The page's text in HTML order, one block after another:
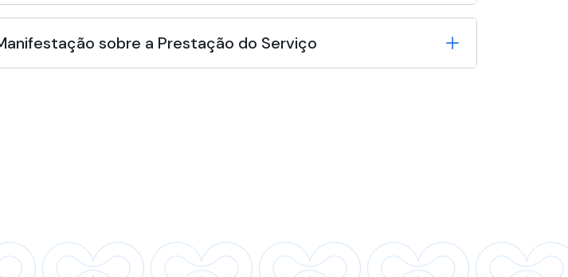
sobre a Prestação do Serviço